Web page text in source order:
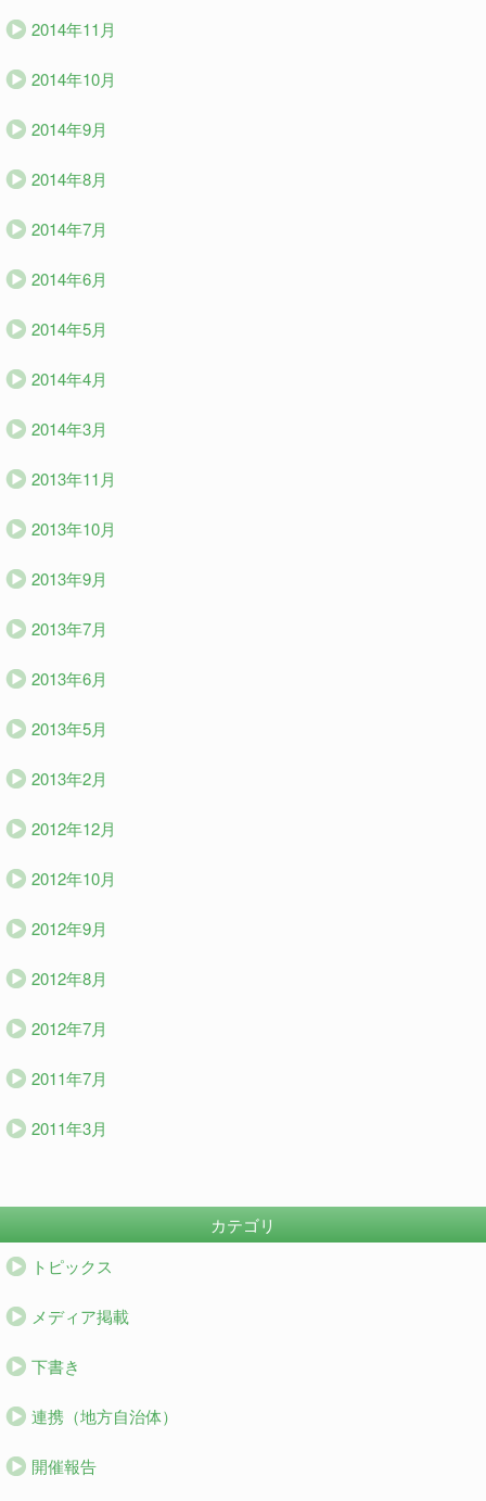
2014年11月
2014年10月
2014年9月
2014年8月
2014年7月
2014年6月
2014年5月
2014年4月
2014年3月
2013年11月
2013年10月
2013年9月
2013年7月
2013年6月
2013年5月
2013年2月
2012年12月
2012年10月
2012年9月
2012年8月
2012年7月
2011年7月
2011年3月
カテゴリ
トピックス
メディア掲載
下書き
連携（地方自治体）
開催報告